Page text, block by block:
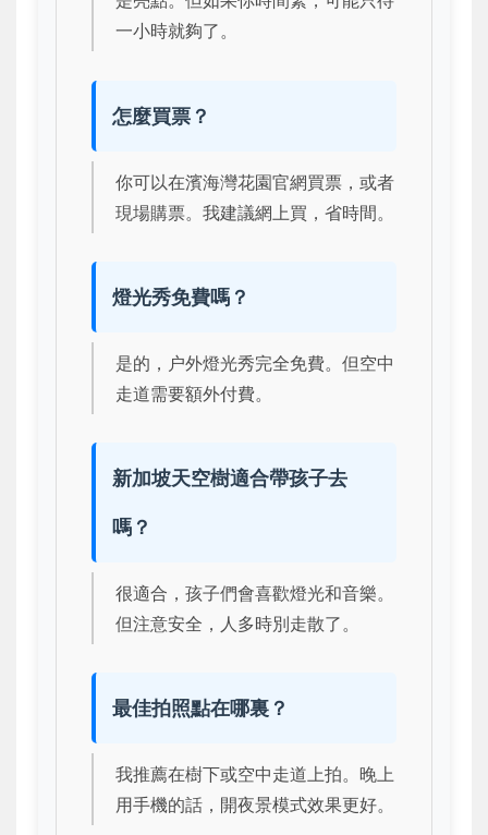
一小時就夠了。
怎麼買票？
你可以在濱海灣花園官網買票，或者
現場購票。我建議網上買，省時間。
燈光秀免費嗎？
是的，户外燈光秀完全免費。但空中
走道需要額外付費。
新加坡天空樹適合帶孩子去
嗎？
很適合，孩子們會喜歡燈光和音樂。
但注意安全，人多時別走散了。
最佳拍照點在哪裏？
我推薦在樹下或空中走道上拍。晚上
用手機的話，開夜景模式效果更好。